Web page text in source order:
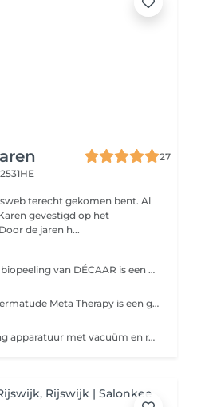
27
terecht gekomen bent. Al
gevestigd op het
de jaren h...
Biopeeling van DÉCAAR De biopeeling van DÉCAAR is een natuurlijke kruidenpeeling die de huid van binnenuit vernieuwt. De behandeling stimuleert de celvernieuwing, verbetert de huidstructuur en pakt onzuiverheden, fijne lijntjes en pigmentatie aan. Zonder agressieve zuren wordt de huid frisser, egaler en zichtbaar gezonder. Geschikt voor verschillende huidtypes en ideaal voor wie een intensieve, maar natuurlijke huidverbetering zoekt.
Dermatude Meta Therapy Dermatude Meta Therapy is een geavanceerde, niet-invasieve huidverbeterende behandeling die de huid van binnenuit activeert. Met behulp van het Meta-Jet apparaat worden werkstoffen diep in de huid gebracht en wordt de aanmaak van collageen en elastine gestimuleerd. De behandeling verbetert de huidstructuur, vermindert fijne lijntjes, rimpels, acne(littekens) en pigmentatie en zorgt voor een zichtbaar stevigere, gladdere en stralende huid.
DE BODYSHAPER - slimming apparatuur met vacuüm en radio frequentie De bodyshaper is in staat om zones op het lichaam op een veilige en pijnloze wijze te behandelen. Een ware innovatie op het gebied van cellulite veemindering, omvang vermindering, huidversteviging & anti-ageing. De effecten in de verandering van de huidstructuur zijn al zichtbaar na de eerste behandeling. De unieke combinatie van technologieën zorgt voor een uitstekende modellering van het lichaam en verjonging van het gezicht. Vacuüm, Radio Frequentie (RF), Photon (rood en blauw) en rotatie in één apparaat. Met de bodyshaper behaal je uitstekende resultaten op een non-invasieve manier!